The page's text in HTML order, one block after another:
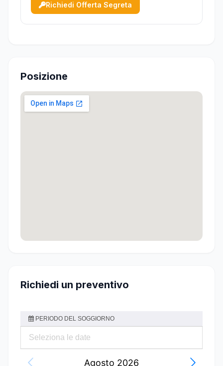
servizi con doccia; Tutte le camere dispongono
di servizi privati, aria condizionata, tv, minibar,
asciugacapelli; ...
Richiedi Offerta Segreta
Posizione
Richiedi un preventivo